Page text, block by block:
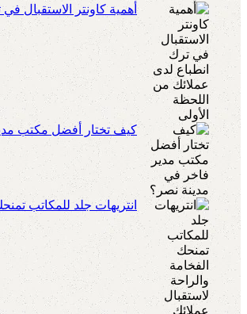
أهمية كاونتر الاستقبال
كيف تختار أفضل مكتب
انتريهات جلد للمكاتب